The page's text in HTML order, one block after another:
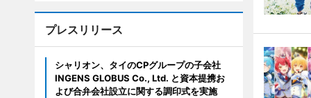
プレスリリース
シャリオン、タイのCPグループの子会社
INGENS GLOBUS Co., Ltd. と資本提携お
よび合弁会社設立に関する調印式を実施